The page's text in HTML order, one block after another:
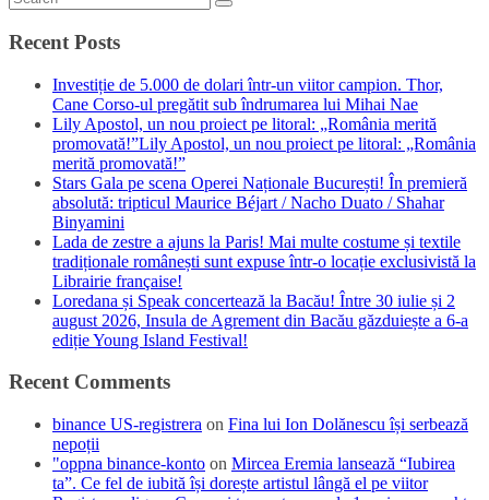
Recent Posts
Investiție de 5.000 de dolari într-un viitor campion. Thor,
Cane Corso-ul pregătit sub îndrumarea lui Mihai Nae
Lily Apostol, un nou proiect pe litoral: „România merită
promovată!”Lily Apostol, un nou proiect pe litoral: „România
merită promovată!”
Stars Gala pe scena Operei Naționale București! În premieră
absolută: tripticul Maurice Béjart / Nacho Duato / Shahar
Binyamini
Lada de zestre a ajuns la Paris! Mai multe costume și textile
tradiționale românești sunt expuse într-o locație exclusivistă la
Librairie française!
Loredana și Speak concertează la Bacău! Între 30 iulie și 2
august 2026, Insula de Agrement din Bacău găzduiește a 6-a
ediție Young Island Festival!
Recent Comments
binance US-registrera on Fina lui Ion Dolănescu își serbează
nepoții
"oppna binance-konto on Mircea Eremia lansează “Iubirea
ta”. Ce fel de iubită își dorește artistul lângă el pe viitor